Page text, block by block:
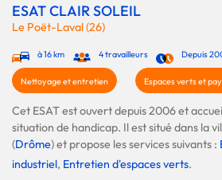
ESAT CLAIR SOLEIL
Le Poët-Laval (26)
à 16 km 4 travailleurs Depuis
Nettoyage et entretien Espaces verts et
Cet ESAT est ouvert depuis 2006 et
situation de handicap. Il est situé dans la
(Drôme) et propose les services suivants :
industriel, Entretien d'espaces verts.